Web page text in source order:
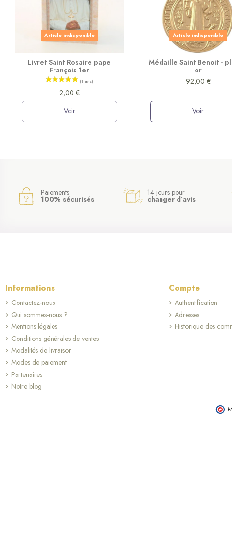
Article indisponible
Livret Saint Rosaire pape
François 1er
2,00 €
Voir
Article indisponible
Médaille Saint Benoit -
or
92,00 €
Voir
Paiements
100% sécurisés
14 jours pour
changer d’avis
Informations
Contactez-nous
Qui sommes-nous ?
Mentions légales
Conditions générales de ventes
Modalités de livraison
Modes de paiement
Partenaires
Notre blog
Compte
Authentification
Adresses
Historique des